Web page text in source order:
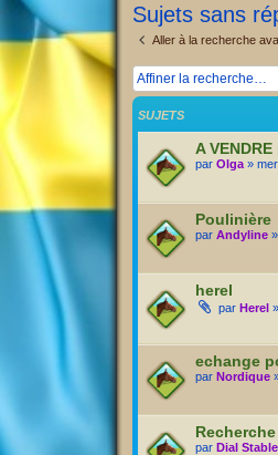
Sujets sans
Aller à la recherche
SUJETS
A
par Olga »
Poulinière
par Andyline
herel
par Herel
echange
par Nordique
par Dial Stable